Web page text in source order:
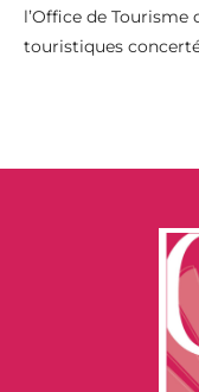
l’Office de
touristiques